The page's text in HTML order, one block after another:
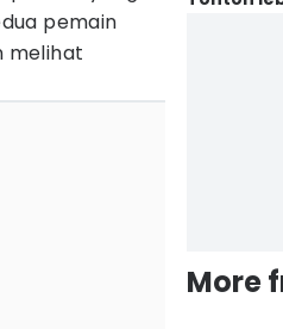
pemain
melihat
More